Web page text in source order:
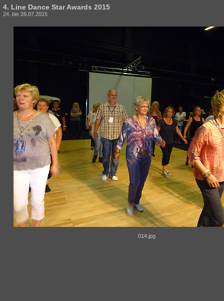
4. Line Dance Star Awards 2015
24. bis 26.07.2015
014.jpg